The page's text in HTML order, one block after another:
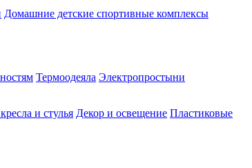
Домашние детские спортивные комплексы
Термоодеяла Электропростыни
и стулья Декор и освещение Пластиковые